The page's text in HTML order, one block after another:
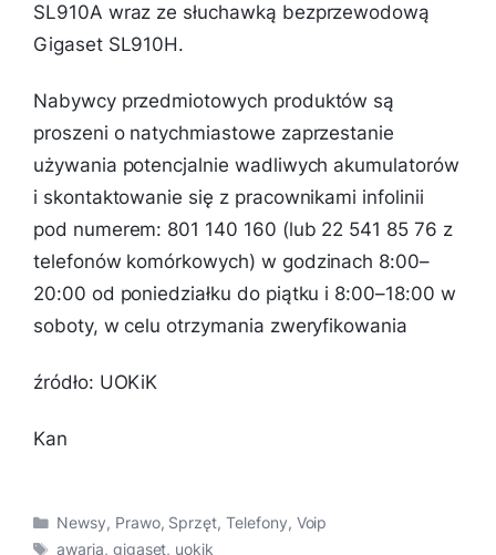
SL910A wraz ze słuchawką bezprzewodową
Gigaset SL910H.
Nabywcy przedmiotowych produktów są
proszeni o natychmiastowe zaprzestanie
używania potencjalnie wadliwych akumulatorów
i skontaktowanie się z pracownikami infolinii
pod numerem: 801 140 160 (lub 22 541 85 76 z
telefonów komórkowych) w godzinach 8:00–
20:00 od poniedziałku do piątku i 8:00–18:00 w
soboty, w celu otrzymania zweryfikowania
źródło: UOKiK
Kan
Kategorie
Newsy, Prawo, Sprzęt,Telefony, Voip
Tagi
awaria, gigaset, uokik